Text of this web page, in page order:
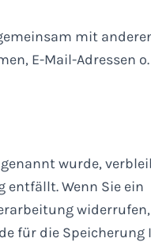
mit
E-Mail-Adressen o.
wurde,
entfällt. Wenn Sie ein
widerrufen,
für die Speicherung